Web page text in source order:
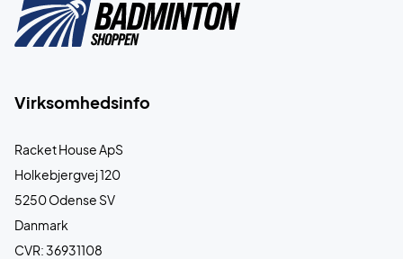
Virksomhedsinfo
Racket House ApS
Holkebjergvej 120
5250 Odense SV
Danmark
CVR: 36931108